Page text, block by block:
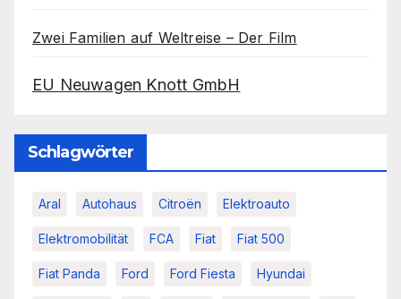
Zwei Familien auf Weltreise – Der Film
EU Neuwagen Knott GmbH
Schlagwörter
Aral Autohaus Citroën Elektroauto
Elektromobilität FCA Fiat Fiat 500
Fiat Panda Ford Ford Fiesta Hyundai